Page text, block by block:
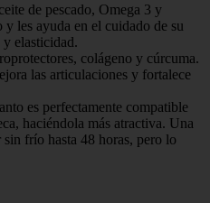
de pescado, Omega 3 y
les ayuda en el cuidado de su
elasticidad.
colágeno y cúrcuma.
las articulaciones y fortalece
es perfectamente compatible
haciéndola más atractiva. Una
frío hasta 48 horas, pero lo